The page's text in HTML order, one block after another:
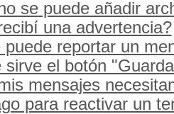
se puede añadir
una advertencia?
reportar un
sirve el botón
mensajes
para reactivar un